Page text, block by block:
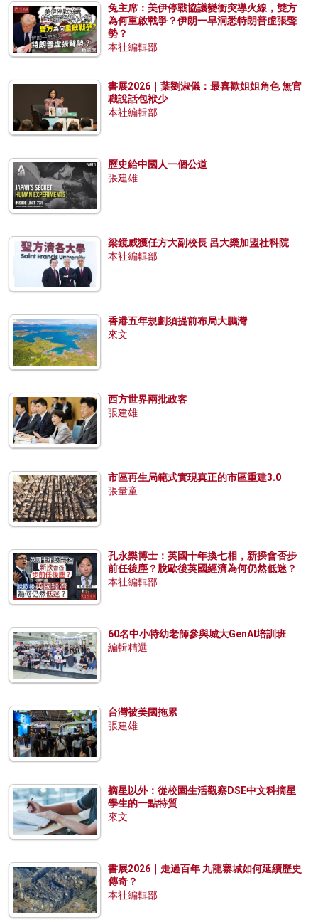
兔主席：美伊停戰協議變衝突導火線，雙方
為何重啟戰爭？伊朗一早洞悉特朗普虛張聲
勢？
本社編輯部
書展2026｜葉劉淑儀：最喜歡姐姐角色 無官
職說話包袱少
本社編輯部
歷史給中國人一個公道
張建雄
梁鏡威獲任方大副校長 呂大樂加盟社科院
本社編輯部
香港五年規劃須提前布局大鵬灣
來文
西方世界兩批政客
張建雄
市區再生局範式實現真正的市區重建3.0
張量童
孔永樂博士：英國十年換七相，新揆會否步
前任後塵？脫歐後英國經濟為何仍然低迷？
本社編輯部
60名中小特幼老師參與城大GenAI培訓班
編輯精選
台灣被美國拖累
張建雄
摘星以外：從校園生活觀察DSE中文科摘星
學生的一點特質
來文
書展2026｜走過百年 九龍寨城如何延續歷史
傳奇？
本社編輯部